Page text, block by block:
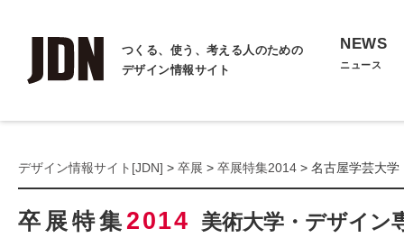
つくる、使う、考える人のための
デザイン情報サイト
NEWS
ニュース
デザイン情報サイト[JDN] > 卒展 > 卒展特集2014 > 名古屋学芸大学
卒展特集 2014 美術大学・デザイン